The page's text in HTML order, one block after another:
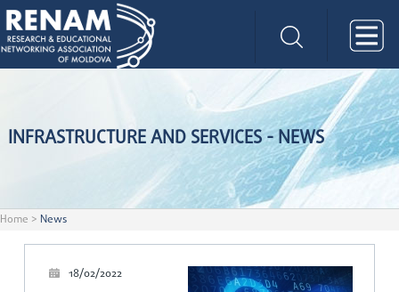
INFRASTRUCTURE AND SERVICES - NEWS
Home > News
18/02/2022